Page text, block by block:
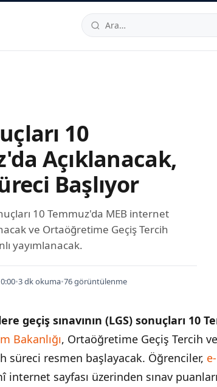
34520TRTelefon:0850 444 30
10
Açıklanacak,
Başlıyor
10 Temmuz'da MEB internet
ve Ortaöğretime Geçiş Tercih
yayımlanacak.
•3 dk okuma•76 görüntülenme
geçiş sınavının (LGS) sonuçları 10
Bakanlığı, Ortaöğretime Geçiş Tercih
süreci resmen başlayacak. Öğrenciler,
internet sayfası üzerinden sınav